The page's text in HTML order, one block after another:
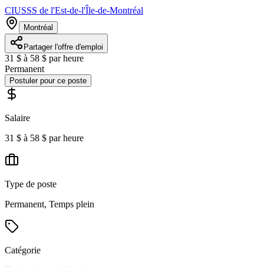
CIUSSS de l'Est-de-l'Île-de-Montréal
Montréal
Partager l'offre d'emploi
31 $ à 58 $ par heure
Permanent
Postuler pour ce poste
Salaire
31 $ à 58 $ par heure
Type de poste
Permanent, Temps plein
Catégorie